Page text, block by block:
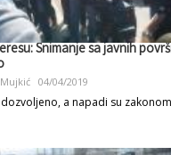
Snimanje sa javnih
04/04/2019
dozvoljeno, a napadi su zakonom